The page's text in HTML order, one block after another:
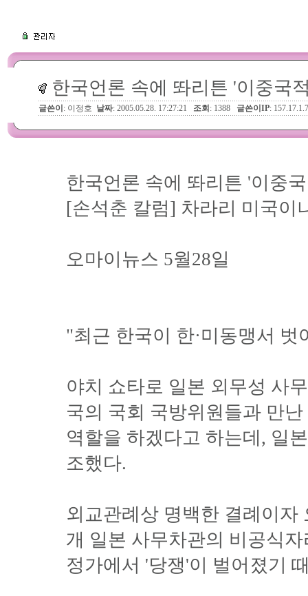
한국언론 속에 똬리튼 '이중국
글쓴이 : 이정호 날짜: 2005.05.28. 17:27:21 조회 : 1388 글쓴이IP: 157.17.1.7
한국언론 속에 똬리튼 '이중
[손석춘 칼럼] 차라리 미국이
오마이뉴스 5월28일
"최근 한국이 한·미동맹서 벗
야치 쇼타로 일본 외무성 사
국의 국회 국방위원들과 만
역할을 하겠다고 하는데, 일
조했다.
외교관례상 명백한 결례이자
개 일본 사무차관의 비공식
정가에서 '당쟁'이 벌어졌기